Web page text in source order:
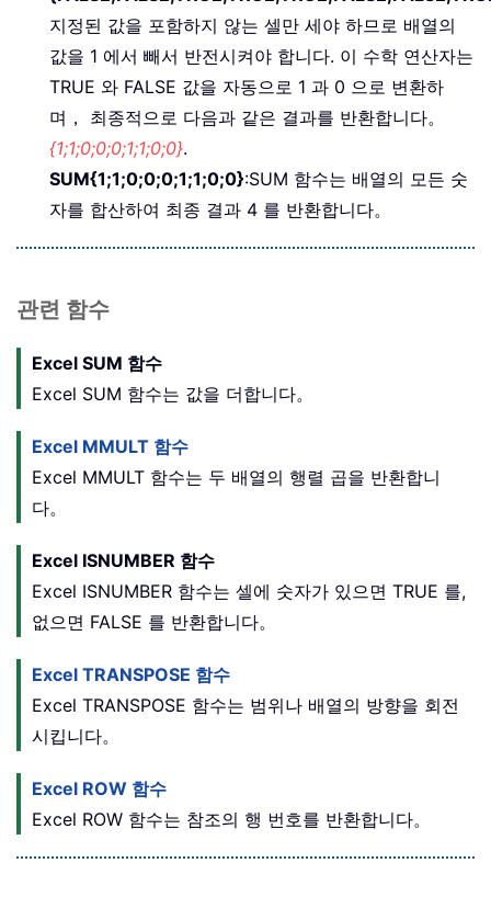
지정된 값을 포함하지 않는 셀만 세야 하므로 배열의
값을 1 에서 빼서 반전시켜야 합니다. 이 수학 연산자는
TRUE 와 FALSE 값을 자동으로 1 과 0 으로 변환하
며， 최종적으로 다음과 같은 결과를 반환합니다。
{1;1;0;0;0;1;1;0;0}.
SUM{1;1;0;0;0;1;1;0;0}:SUM 함수는 배열의 모든 숫
자를 합산하여 최종 결과 4 를 반환합니다。
관련 함수
Excel SUM 함수
Excel SUM 함수는 값을 더합니다。
Excel MMULT 함수
Excel MMULT 함수는 두 배열의 행렬 곱을 반환합니
다。
Excel ISNUMBER 함수
Excel ISNUMBER 함수는 셀에 숫자가 있으면 TRUE 를,
없으면 FALSE 를 반환합니다。
Excel TRANSPOSE 함수
Excel TRANSPOSE 함수는 범위나 배열의 방향을 회전
시킵니다。
Excel ROW 함수
Excel ROW 함수는 참조의 행 번호를 반환합니다。